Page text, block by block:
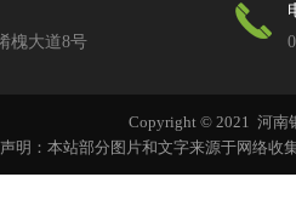
槐大道8号
Copyright © 2021 河
明：本站部分图片和文字来源于网络收